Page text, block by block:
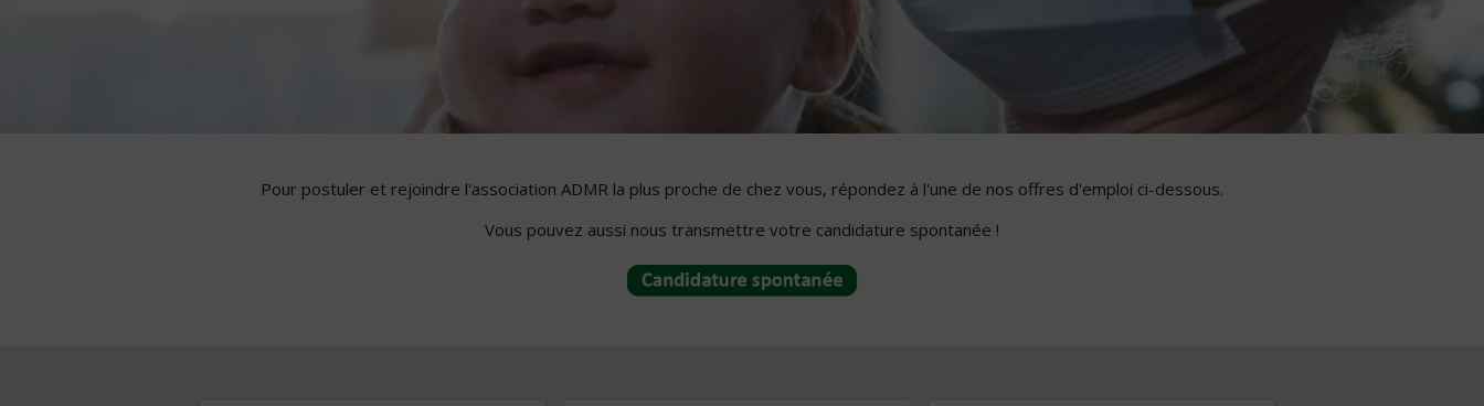
Pour postuler et rejoindre l'association ADMR la plus proche de chez vous, répondez à l'une de nos offres d'emploi ci-dessous.
Vous pouvez aussi nous transmettre votre candidature spontanée !